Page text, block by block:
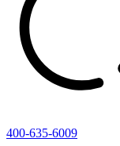
400-635-6009